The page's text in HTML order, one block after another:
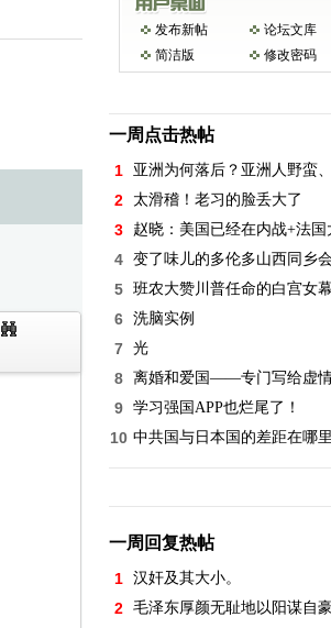
发布新帖 论坛文库
简洁版
修改密码
一周点击热帖
1 亚洲为何落后？亚洲人野蛮
2 太滑稽！老习的脸丢大了
3 赵晓：美国已经在内战+法国
4 变了味儿的多伦多山西同乡
5 班农大赞川普任命的白宫女
6 洗脑实例
7 光
8 离婚和爱国——专门写给虚
9 学习强国APP也烂尾了！
10 中共国与日本国的差距在哪
一周回复热帖
1 汉奸及其大小。
2 毛泽东厚颜无耻地以阳谋自豪